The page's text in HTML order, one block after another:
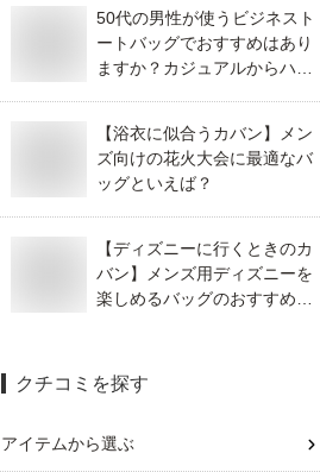
50代の男性が使うビジネスト
ートバッグでおすすめはあり
ますか？カジュアルからハイ
【浴衣に似合うカバン】メン
ズ向けの花火大会に最適なバ
ッグといえば？
【ディズニーに行くときのカ
バン】メンズ用ディズニーを
楽しめるバッグのおすすめ
クチコミを探す
アイテムから選ぶ